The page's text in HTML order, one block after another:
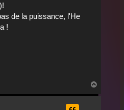
de la puissance, l'He
!